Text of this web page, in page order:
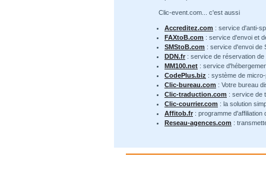
Clic-event.com... c'est aussi
Accreditez.com : service d'anti-
FAXtoB.com : service d'envoi et
SMStoB.com : service d'envoi de
DDN.fr : service de réservation
MM100.net : service
CodePlus.biz : système de
Clic-bureau.com : Votre bureau
Clic-traduction.com : service de
Clic-courrier.com : la solution
Affitob.fr : programme d'affiliation
Reseau-agences.com :